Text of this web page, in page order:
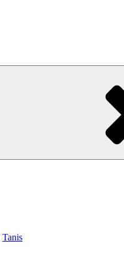
Tanis